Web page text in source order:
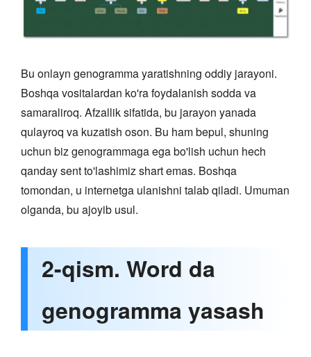
Bu onlayn genogramma yaratishning oddiy jarayoni.
Boshqa vositalardan ko'ra foydalanish sodda va
samaraliroq. Afzallik sifatida, bu jarayon yanada
qulayroq va kuzatish oson. Bu ham bepul, shuning
uchun biz genogrammaga ega bo'lish uchun hech
qanday sent to'lashimiz shart emas. Boshqa
tomondan, u internetga ulanishni talab qiladi. Umuman
olganda, bu ajoyib usul.
2-qism. Word da
genogramma yasash